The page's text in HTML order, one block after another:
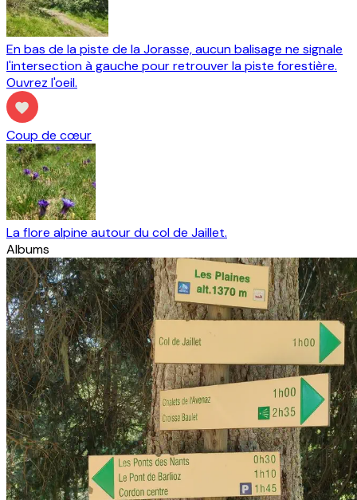
En bas de la piste de la Jorasse, aucun balisage ne signale
l'intersection à gauche pour retrouver la piste forestière.
Ouvrez l'oeil.
Coup de cœur
La flore alpine autour du col de Jaillet.
Albums